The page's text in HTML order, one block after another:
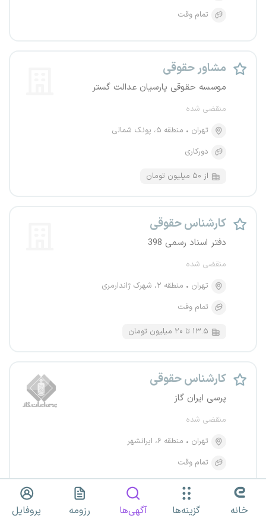
تمام وقت
مشاور حقوقی
موسسه حقوقی پارسیان عدالت گستر
منقضی شده
تهران
منطقه ۵، پونک شمالی
دورکاری
از ۵۰ میلیون تومان
کارشناس حقوقی
دفتر اسناد رسمی 398
منقضی شده
تهران
منطقه ۲، شهرک ژاندارمری
تمام وقت
۱۳.۵ تا ۲۰ میلیون تومان
کارشناس حقوقی
پرسی ایران گاز
منقضی شده
تهران
منطقه ۶، ایرانشهر
تمام وقت
مشاور حقوقی و وکیل خانه گزینه‌ها آگهی‌ها رزومه پروفایل